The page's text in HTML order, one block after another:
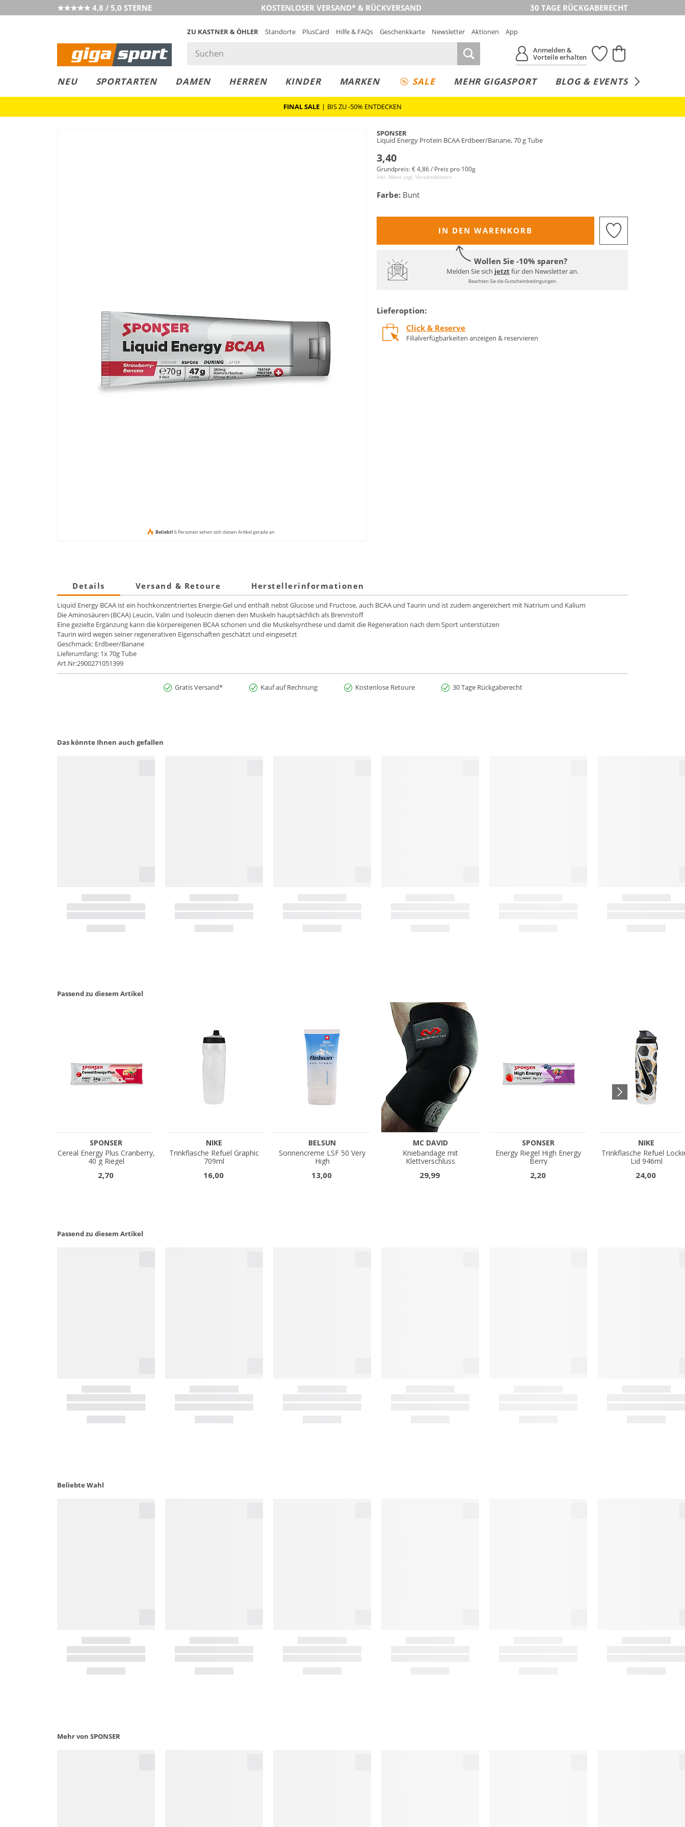
★★★★★ 4,8 / 5,0 STERNE KOSTENLOSER VERSAND* & RÜCKVERSAND 30 TAGE RÜCKGABERECHT
ZU KASTNER & ÖHLER Standorte PlusCard Hilfe & FAQs Geschenkkarte Newsletter Aktionen
App
Anmelden &
Vorteile erhalten
NEU SPORTARTEN DAMEN HERREN KINDER MARKEN SALE MEHR GIGASPORT BLOG & EVENTS
LEASING
COLLECT
RESERVE
FINAL SALE | BIS ZU -50% ENTDECKEN
Beliebt! 6 Personen sehen sich diesen Artikel gerade an
SPONSER
Liquid Energy Protein BCAA Erdbeer/Banane, 70 g Tube
3,40
Grundpreis: € 4,86 / Preis pro 100g
inkl. Mwst zzgl. Versandkosten
Farbe: Bunt
IN DEN WARENKORB
Wollen Sie -10% sparen?
Melden Sie sich jetztfür den Newsletter an.
Beachten Sie die Gutscheinbedingungen.
Lieferoption:
Click & Reserve
Filialverfügbarkeiten anzeigen & reservieren
Details Versand & Retoure Herstellerinformationen
Liquid Energy BCAA ist ein hochkonzentriertes Energie-Gel und enthält nebst Glucose und Fructose, auch BCAA und Taurin und ist zudem angereichert mit Natrium und Kalium
Die Aminosäuren (BCAA) Leucin, Valin und Isoleucin dienen den Muskeln hauptsächlich als Brennstoff
Eine gezielte Ergänzung kann die körpereigenen BCAA schonen und die Muskelsynthese und damit die Regeneration nach dem Sport unterstützen
Taurin wird wegen seiner regenerativen Eigenschaften geschätzt und eingesetzt
Geschmack: Erdbeer/Banane
Lieferumfang: 1x 70g Tube
Art.Nr:2900271051399
Gratis Versand* Kauf auf Rechnung Kostenlose Retoure 30 Tage Rückgaberecht
Das könnte Ihnen auch gefallen
Passend zu diesem Artikel
Passend zu diesem Artikel
Beliebte Wahl
Mehr von SPONSER